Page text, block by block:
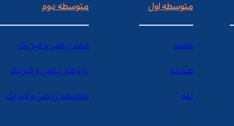
متوسطه اول
هفتم
هشتم
نهم
متوسطه دوم
دهم ریاضی و فیزیک
یازدهم ریاضی و فیزیک
دوازدهم ریاضی و فیزیک